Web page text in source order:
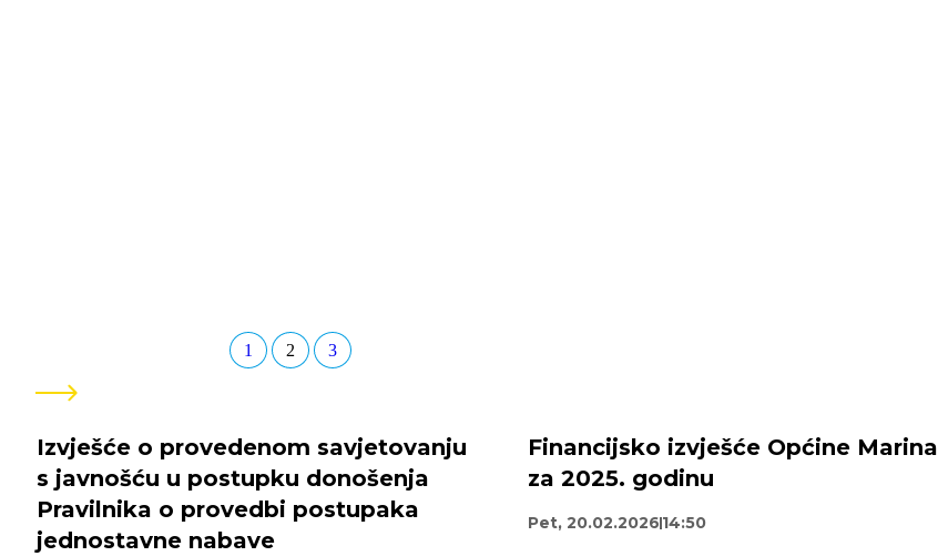
1 2 3
Pogledaj
sve
Izvješće o provedenom savjetovanju
s javnošću u postupku donošenja
Pravilnika o provedbi postupaka
jednostavne nabave
Financijsko izvješće Općine Marina
za 2025. godinu
Pet, 20.02.202614:50